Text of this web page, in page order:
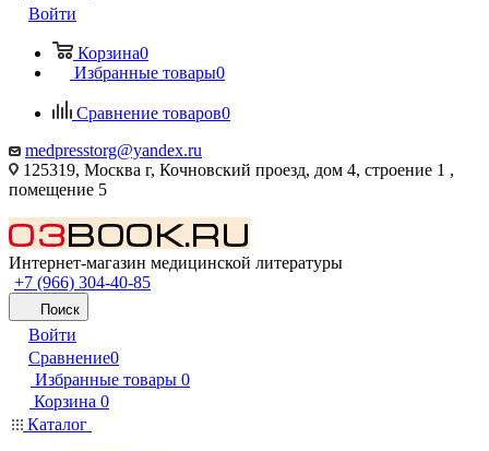
Войти
Корзина0
Избранные товары0
Сравнение товаров0
medpresstorg@yandex.ru
125319, Москва г, Кочновский проезд, дом 4, строение 1 ,
помещение 5
Интернет-магазин медицинской литературы
+7 (966) 304-40-85
Поиск
Войти
Сравнение0
Избранные товары 0
Корзина 0
Каталог